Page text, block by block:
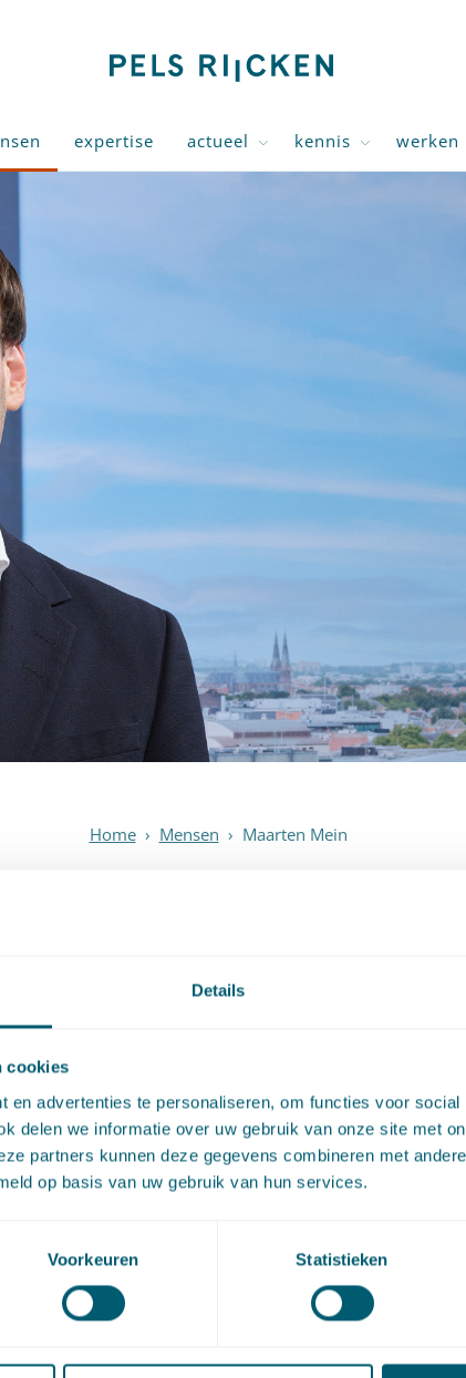
Details
cookies
en advertenties te personaliseren, om functies voor
delen we informatie over uw gebruik van onze site met
partners kunnen deze gegevens combineren met
op basis van uw gebruik van hun services.
Voorkeuren Statistieken
expertise actueel kennis werken
Home › Mensen › Maarten Mein
Advocaat
is sinds 2024 als advocaat werkzaam op de sectie
Hij houdt zich onder meer bezig met een breed scala
op het gebied van (contractuele) aansprakelijkheid en
waarbij hij zowel private partijen als overheden
behaalde hij aan diezelfde universiteit een Bachelor
bij Pels Rijcken startte, liep hij stage bij de